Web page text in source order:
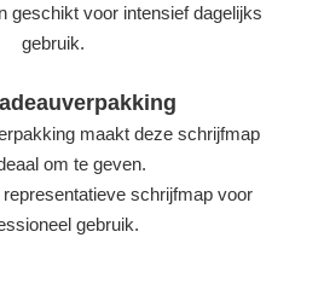
geschikt voor intensief dagelijks
gebruik.
maakt deze schrijfmap
om te geven.
schrijfmap voor
gebruik.